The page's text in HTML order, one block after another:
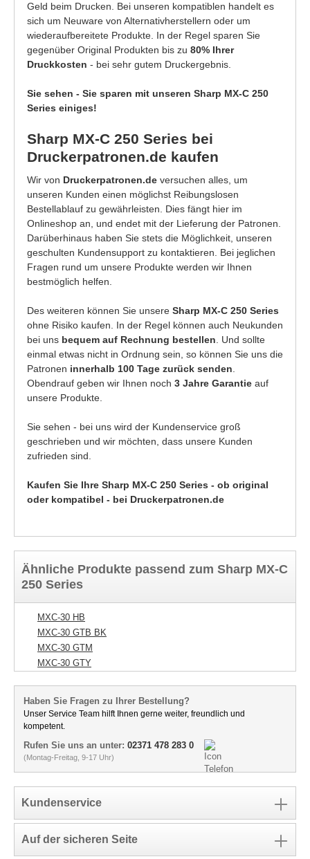
Geld beim Drucken. Bei unseren kompatiblen handelt es
sich um Neuware von Alternativherstellern oder um
wiederaufbereitete Produkte. In der Regel sparen Sie
gegenüber Original Produkten bis zu 80% Ihrer
Druckkosten - bei sehr gutem Druckergebnis.
Sie sehen - Sie sparen mit unseren Sharp MX-C 250
Series einiges!
Sharp MX-C 250 Series bei
Druckerpatronen.de kaufen
Wir von Druckerpatronen.de versuchen alles, um
unseren Kunden einen möglichst Reibungslosen
Bestellablauf zu gewährleisten. Dies fängt hier im
Onlineshop an, und endet mit der Lieferung der Patronen.
Darüberhinaus haben Sie stets die Möglichkeit, unseren
geschulten Kundensupport zu kontaktieren. Bei jeglichen
Fragen rund um unsere Produkte werden wir Ihnen
bestmöglich helfen.
Des weiteren können Sie unsere Sharp MX-C 250 Series
ohne Risiko kaufen. In der Regel können auch Neukunden
bei uns bequem auf Rechnung bestellen . Und sollte
einmal etwas nicht in Ordnung sein, so können Sie uns die
Patronen innerhalb 100 Tage zurück senden
Obendrauf geben wir Ihnen noch 3 Jahre Garantie auf
unsere Produkte.
Sie sehen - bei uns wird der Kundenservice groß
geschrieben und wir möchten, dass unsere Kunden
zufrieden sind.
Kaufen Sie Ihre Sharp MX-C 250 Series - ob original
oder kompatibel - bei Druckerpatronen.de
Ähnliche Produkte passend zum Sharp MX-C
250 Series
MXC-30 HB
MXC-30 GTB BK
MXC-30 GTM
MXC-30 GTY
Haben Sie Fragen zu Ihrer Bestellung?
Unser Service Team hilft Ihnen gerne weiter, freundlich und
kompetent.
Rufen Sie uns an unter: 02371 478 283 0
(Montag-Freitag, 9-17 Uhr)
Kundenservice
Auf der sicheren Seite